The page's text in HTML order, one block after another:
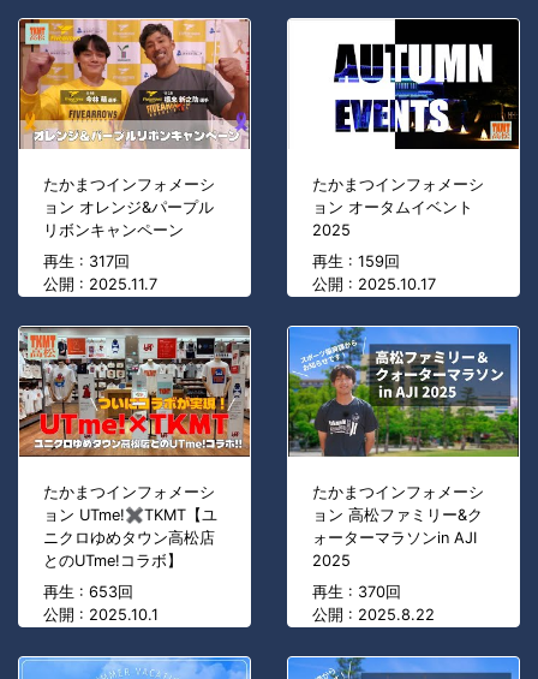
たかまつインフォメーシ
ョン オレンジ&パープル
リボンキャンペーン
再生 : 317回
公開 : 2025.11.7
たかまつインフォメーシ
ョン オータムイベント
2025
再生 : 159回
公開 : 2025.10.17
たかまつインフォメーシ
ョン UTme!✖TKMT【ユ
ニクロゆめタウン高松店
とのUTme!コラボ】
再生 : 653回
公開 : 2025.10.1
たかまつインフォメーシ
ョン 高松ファミリー&ク
ォーターマラソンin AJI
2025
再生 : 370回
公開 : 2025.8.22